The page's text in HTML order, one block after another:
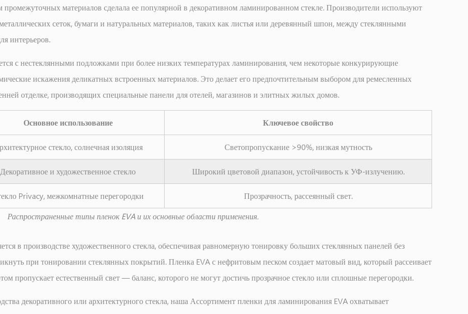
материалов сделала ее популярной в декоративном ламинированном стекле. Производители используют
сеток, бумаги и натуральных материалов, таких как листья или деревянный шпон, между стеклянными
интерьеров.
с нестеклянными подложками при более низких температурах ламинирования, чем некоторые конкурирующие
искажения деликатных встроенных материалов. Это делает его предпочтительным выбором для ремесленных
отделке, производящих специальные панели для отелей, магазинов и элитных жилых домов.
Основное использование Ключевое свойство
стекло, солнечная изоляция Светопропускание >90%, низкая мутность
Декоративное и художественное стекло Широкий цветовой диапазон, устойчивость к УФ-излучению.
Privacy, межкомнатные перегородки
Прозрачность, рассеянный свет.
Распространенные типы пленок EVA и их основные области применения.
в производстве художественного стекла, обеспечивая равномерную тонировку больших стеклянных панелей без
при тонировании стеклянных покрытий. Пленка EVA с нефритовым песком создает матовый вид, который рассеивает
пропускает естественный свет — баланс, которого не могут достичь прозрачное стекло или сплошные перегородки.
декоративного или архитектурного стекла, наша Ассортимент пленки для ламинирования EVAохватывает